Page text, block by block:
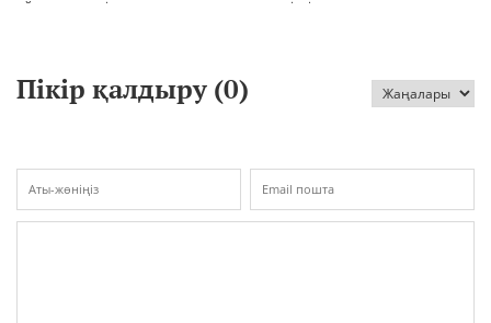
айналып кетті
тәртіптің сын сағаты соғып тұр
Пікір қалдыру (0)